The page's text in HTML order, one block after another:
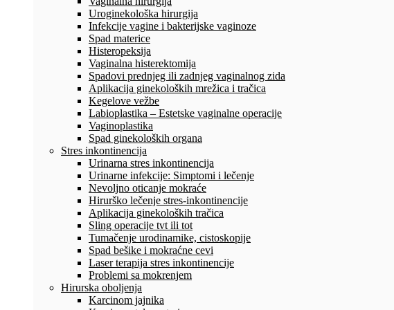
Uroginekološka hirurgija
Infekcije vagine i bakterijske vaginoze
Spad materice
Histeropeksija
Vaginalna histerektomija
Spadovi prednjeg ili zadnjeg vaginalnog zida
Aplikacija ginekoloških mrežica i tračica
Kegelove vežbe
Labioplastika – Estetske vaginalne operacije
Vaginoplastika
Spad ginekoloških organa
Stres inkontinencija
Urinarna stres inkontinencija
Urinarne infekcije: Simptomi i lečenje
Nevoljno oticanje mokraće
Hirurško lečenje stres-inkontinencije
Aplikacija ginekoloških tračica
Sling operacije tvt ili tot
Tumačenje urodinamike, cistoskopije
Spad bešike i mokraćne cevi
Laser terapija stres inkontinencije
Problemi sa mokrenjem
Hirurska oboljenja
Karcinom jajnika